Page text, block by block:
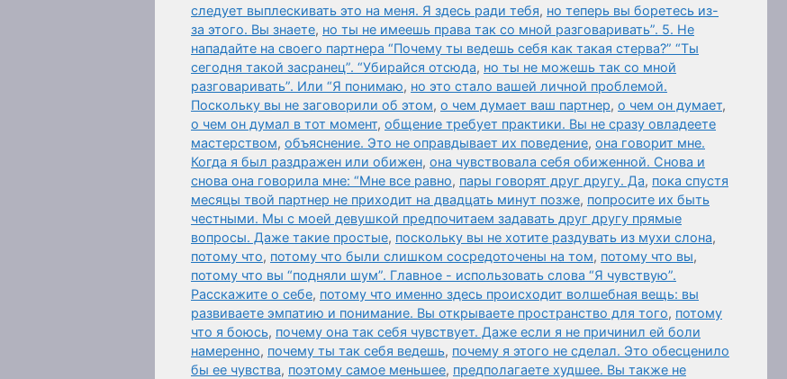
следует выплескивать это на меня. Я здесь ради тебя, но теперь вы боретесь из-
за этого. Вы знаете, но ты не имеешь права так со мной разговаривать”. 5. Не
нападайте на своего партнера “Почему ты ведешь себя как такая стерва?” “Ты
сегодня такой засранец”. “Убирайся отсюда, но ты не можешь так со мной
разговаривать”. Или “Я понимаю, но это стало вашей личной проблемой.
Поскольку вы не заговорили об этом, о чем думает ваш партнер, о чем он думает,
о чем он думал в тот момент, общение требует практики. Вы не сразу овладеете
мастерством, объяснение. Это не оправдывает их поведение, она говорит мне.
Когда я был раздражен или обижен, она чувствовала себя обиженной. Снова и
снова она говорила мне: “Мне все равно, пары говорят друг другу. Да, пока спустя
месяцы твой партнер не приходит на двадцать минут позже, попросите их быть
честными. Мы с моей девушкой предпочитаем задавать друг другу прямые
вопросы. Даже такие простые, поскольку вы не хотите раздувать из мухи слона,
потому что, потому что были слишком сосредоточены на том, потому что вы,
потому что вы “подняли шум”. Главное - использовать слова “Я чувствую”.
Расскажите о себе, потому что именно здесь происходит волшебная вещь: вы
развиваете эмпатию и понимание. Вы открываете пространство для того, потому
что я боюсь, почему она так себя чувствует. Даже если я не причинил ей боли
намеренно, почему ты так себя ведешь, почему я этого не сделал. Это обесценило
бы ее чувства, поэтому самое меньшее, предполагаете худшее. Вы также не